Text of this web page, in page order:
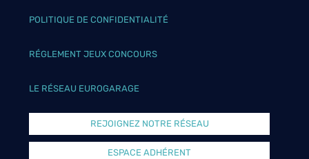
POLITIQUE DE CONFIDENTIALITÉ
RÉGLEMENT JEUX CONCOURS
LE RÉSEAU EUROGARAGE
REJOIGNEZ NOTRE RÉSEAU
ESPACE ADHÉRENT